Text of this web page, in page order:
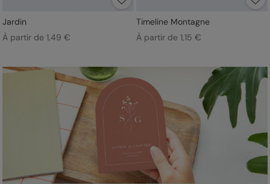
Jardin
À partir de 1,49 €
Timeline Montagne
À partir de 1,15 €